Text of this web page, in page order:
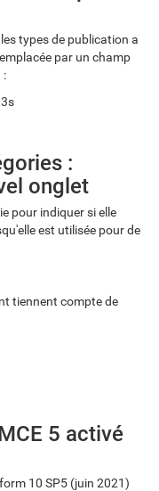
types de publication a
par un champ
:
:
onglet
pour indiquer si elle
est utilisée pour de
tiennent compte de
5 activé
10 SP5 (juin 2021)